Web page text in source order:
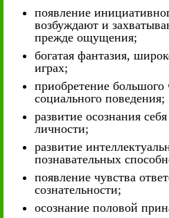
появление
возбуждают и
прежде ощущения;
богатая фантазия,
играх;
приобретение большого
социального поведения;
развитие осознания
личности;
развитие
познавательных
появление чувства
сознательности;
осознание половой